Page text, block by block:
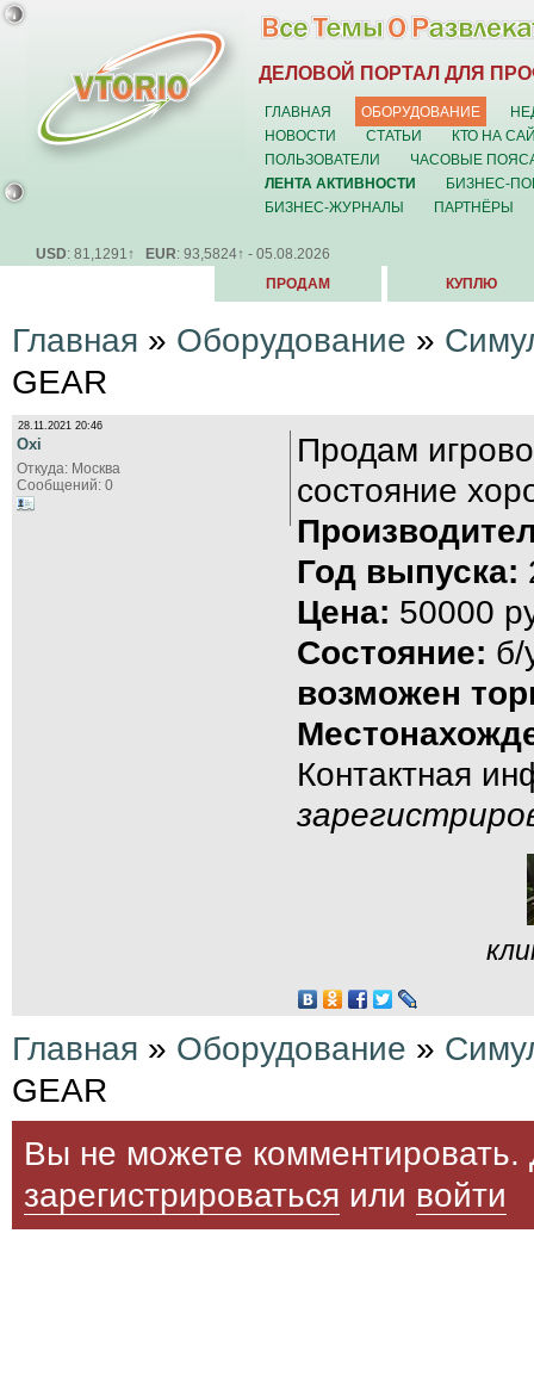
ДЕЛОВОЙ ПОРТАЛ ДЛЯ
ГЛАВНАЯ ОБОРУДОВАНИЕ
НОВОСТИ
СТАТЬИ
КТО НА
ПОЛЬЗОВАТЕЛИ
ЧАСОВЫЕ
ЛЕНТА АКТИВНОСТИ
БИЗНЕС-
БИЗНЕС-ЖУРНАЛЫ
ПАРТНЁРЫ
USD: 81,1291↑ EUR: 93,5824↑ - 05.08.2026
ПРОДАМ КУПЛЮ
Главная » Оборудование »
GEAR
28.11.2021 20:46
Oxi
Откуда: Москва
Сообщений: 0
Продам
состояние
Год выпуска:
Цена: 50000
Состояние: б/
возможен
Контактная
Главная » Оборудование »
GEAR
Вы не можете комментировать.
зарегистрироваться или войти